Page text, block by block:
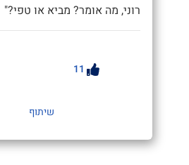
רוני, מה אומר? מביא או טפי?"
11
שיתוף